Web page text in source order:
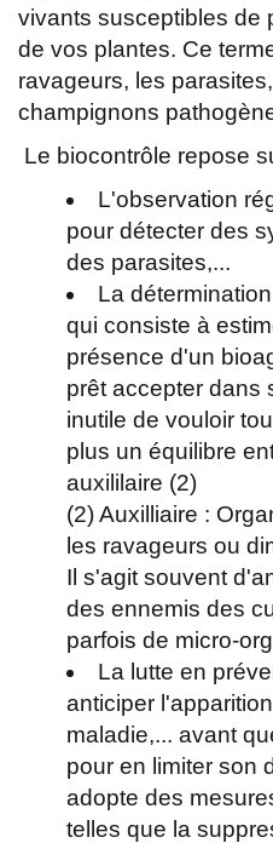
vivants susceptibles de
de vos plantes. Ce
ravageurs, les
champignons
Le biocontrôle repose
L'observation
pour détecter des
des parasites,...
La
qui consiste à
présence d'un
prêt accepter dans
inutile de vouloir
plus un équilibre
auxililaire (2)
(2) Auxilliaire :
les ravageurs ou
Il s'agit souvent
des ennemis des
parfois de micro-
La lutte en
anticiper
maladie,... avant
pour en limiter son
adopte des
telles que la